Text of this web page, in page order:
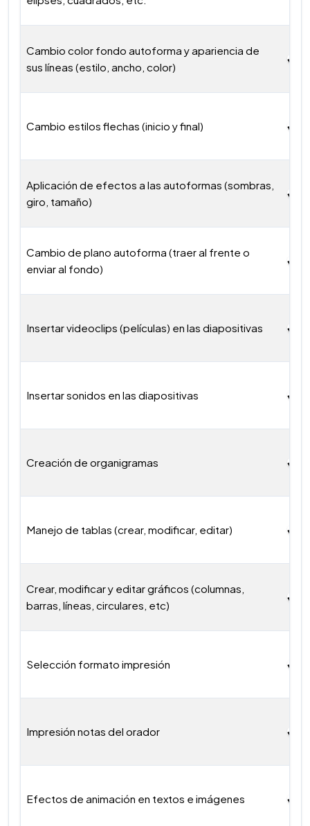
Cambio color fondo autoforma y apariencia de
sus líneas (estilo, ancho, color)
Cambio estilos flechas (inicio y final)
Aplicación de efectos a las autoformas (sombras,
giro, tamaño)
Cambio de plano autoforma (traer al frente o
enviar al fondo)
Insertar videoclips (películas) en las diapositivas
Insertar sonidos en las diapositivas
Creación de organigramas
Manejo de tablas (crear, modificar, editar)
Crear, modificar y editar gráficos (columnas,
barras, líneas, circulares, etc)
Selección formato impresión
Impresión notas del orador
Efectos de animación en textos e imágenes